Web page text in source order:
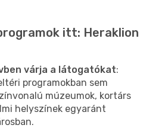
itt: Heraklion
várja a látogatókat:
programokban sem
múzeumok, kortárs
helyszínek egyaránt